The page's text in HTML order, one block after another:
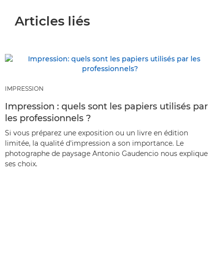
Articles liés
IMPRESSION
Impression : quels sont les papiers utilisés par
les professionnels ?
Si vous préparez une exposition ou un livre en édition
limitée, la qualité d'impression a son importance. Le
photographe de paysage Antonio Gaudencio nous explique
ses choix.